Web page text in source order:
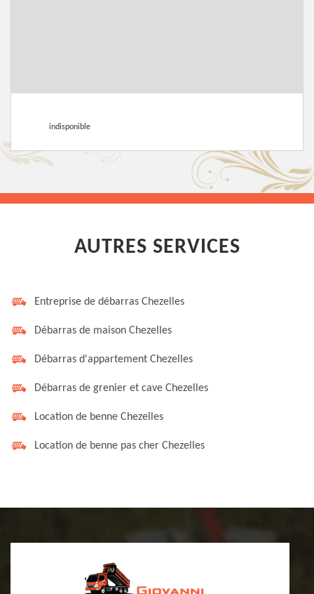
indisponible
AUTRES SERVICES
Entreprise de débarras Chezelles
Débarras de maison Chezelles
Débarras d'appartement Chezelles
Débarras de grenier et cave Chezelles
Location de benne Chezelles
Location de benne pas cher Chezelles